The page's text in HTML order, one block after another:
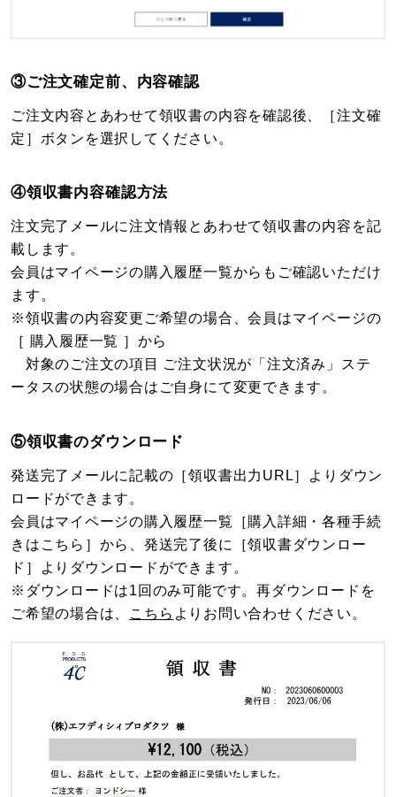
③ご注文確定前、内容確認
ご注文内容とあわせて領収書の内容を確認後、［注文確
定］ボタンを選択してください。
④領収書内容確認方法
注文完了メールに注文情報とあわせて領収書の内容を記
載します。
会員はマイページの購入履歴一覧からもご確認いただけ
ます。
※領収書の内容変更ご希望の場合、会員はマイページの
［ 購入履歴一覧 ］から
対象のご注文の項目 ご注文状況が「注文済み」ステ
ータスの状態の場合はご自身にて変更できます。
⑤領収書のダウンロード
発送完了メールに記載の［領収書出力URL］よりダウン
ロードができます。
会員はマイページの購入履歴一覧［購入詳細・各種手続
きはこちら］から、発送完了後に［領収書ダウンロー
ド］よりダウンロードができます。
※ダウンロードは1回のみ可能です。再ダウンロードを
ご希望の場合は、
こちら よりお問い合わせください。